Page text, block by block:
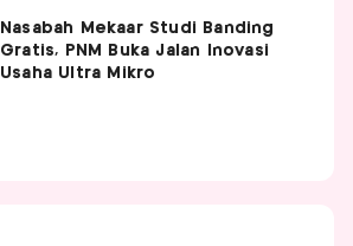
Nasabah Mekaar Studi Banding
Gratis, PNM Buka Jalan Inovasi
Usaha Ultra Mikro